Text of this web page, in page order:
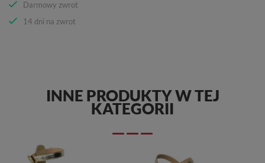
Darmowy zwrot
14 dni na zwrot
INNE PRODUKTY W TEJ
KATEGORII